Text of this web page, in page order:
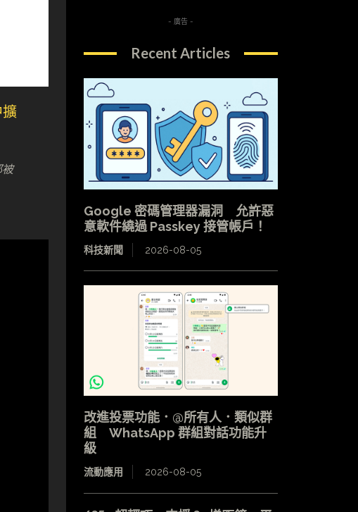
- 廣告 -
Recent Articles
Google 密碼管理器漏洞 允許惡
意軟件繞過 Passkey 接管帳戶！
科技新聞 2026-08-05
改進投票功能．@所有人．類似群
組 WhatsApp 群組對話功能升
級
流動應用 2026-08-05